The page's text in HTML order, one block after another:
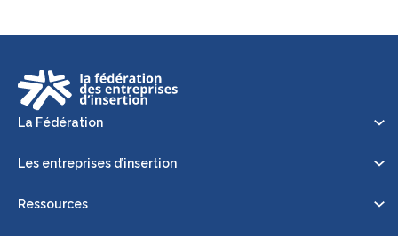
La Fédération
Les entreprises d’insertion
Ressources